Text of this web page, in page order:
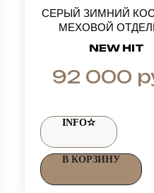
СЕРЫЙ ЗИМНИЙ
МЕХОВОЙ
МЕХ ФИНСКОГО
ЕНОТА С
ЧЕРНЫМИ
NEW HIT
92 000
INFO✫
В КОРЗИНУ